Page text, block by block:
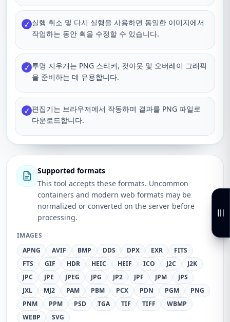
✓ 실행 취소 및 다시 실행을 사용하면 동일한 이미지에서
작업하는 동안 획을 수정할 수 있습니다.
✓ 투명 지우개는 PNG 스티커, 컷아웃 및 오버레이 그래픽
을 준비하는 데 유용합니다.
✓ 편집기는 브라우저에서 작동하며 결과를 PNG 파일로
다운로드합니다.
Supported formats
This tool accepts these formats. Uncommon
containers and modern web formats may be
normalized or converted on the server before
processing.
IMAGES
APNG
AVIF BMP DDS DPX EXR
FITS
FTS
GIF HDR HEIC HEIF ICO J2C
J2K
JPC
JPE JPEG JPG JP2 JPF JPM
JPS
JXL
MJ2 PAM PBM PCX PDN PGM
PNG
PNM
PPM PSD TGA TIF TIFF
WBMP
WEBP
SVG